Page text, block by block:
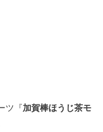
ツ『加賀棒ほうじ茶モ